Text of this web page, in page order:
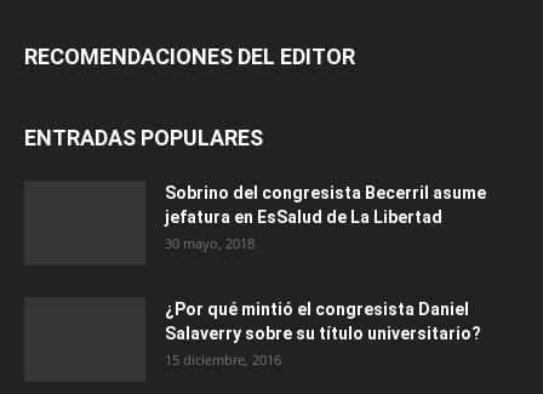
RECOMENDACIONES DEL EDITOR
ENTRADAS POPULARES
Sobrino del congresista Becerril asume
jefatura en EsSalud de La Libertad
30 mayo, 2018
¿Por qué mintió el congresista Daniel
Salaverry sobre su título universitario?
15 diciembre, 2016